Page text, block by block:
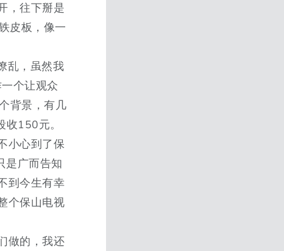
，往下掰是
皮板，像一
乱，虽然我
个让观众
背景，有几
150元。
小心到了保
是广而告知
到今生有幸
个保山电视
做的，我还